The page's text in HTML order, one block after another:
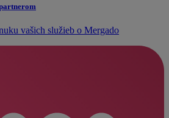
vašich služieb o Mergado